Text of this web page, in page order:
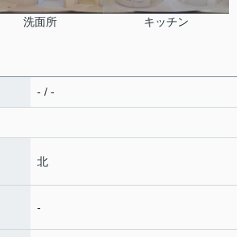
洗面所 キッチン
- / -
北
-